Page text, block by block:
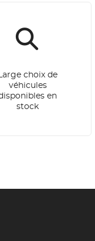
choix de
véhicules
en
stock